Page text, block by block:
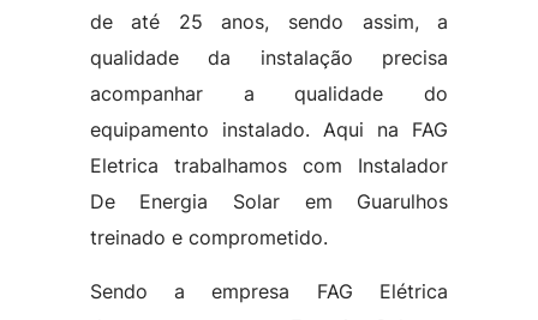
de até 25 anos, sendo assim, a
qualidade da instalação precisa
acompanhar a qualidade do
equipamento instalado. Aqui na FAG
Eletrica trabalhamos com Instalador
De Energia Solar em Guarulhos
treinado e comprometido.
Sendo a empresa FAG Elétrica